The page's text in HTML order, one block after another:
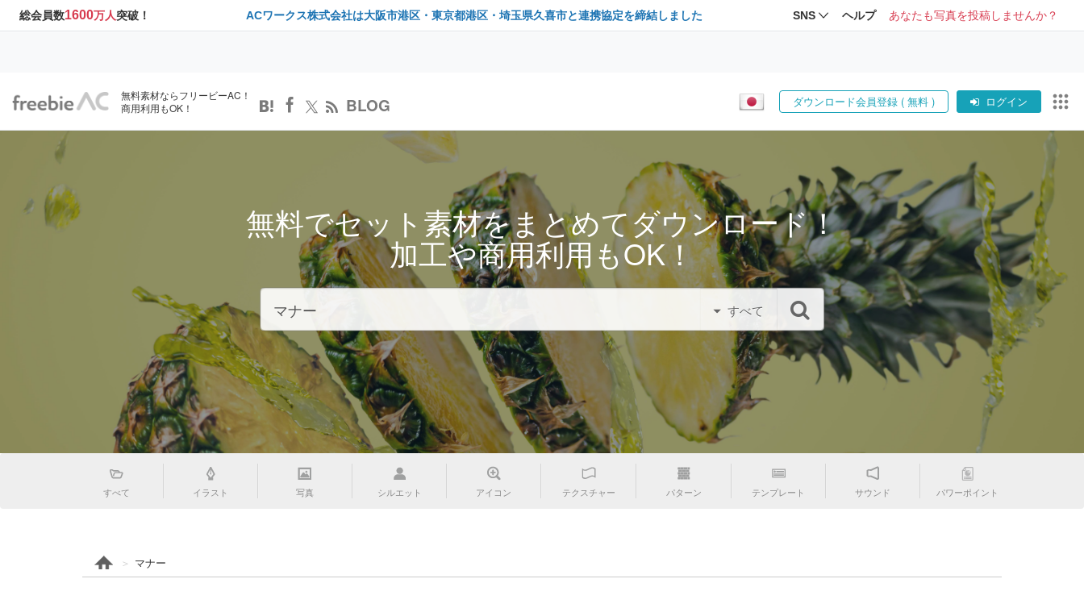
総会員数1600万人突破！ ACワークス株式会社は大阪市港区・東京都港区・埼玉県久喜市と連携協定を締結しました SNS ヘルプ あなたも写真を投稿しませんか？
無料素材ならフリービーAC！
商用利用もOK！
BLOG ダウンロード会員登録 ( 無料 ) ログイン
無料でセット素材をまとめてダウンロード！
加工や商用利用もOK！
すべて
すべて イラスト 写真 シルエット アイコン テクスチャー パターン テンプレート サウンド パワーポイント
マナー